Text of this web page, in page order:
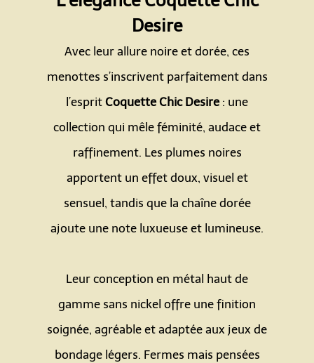
Desire
Avec leur allure noire et dorée, ces
menottes s’inscrivent parfaitement dans
l’esprit Coquette Chic Desire: une
collection qui mêle féminité, audace et
raffinement. Les plumes noires
apportent un effet doux, visuel et
sensuel, tandis que la chaîne dorée
ajoute une note luxueuse et lumineuse.
Leur conception en métal haut de
gamme sans nickel offre une finition
soignée, agréable et adaptée aux jeux de
bondage légers. Fermes mais pensées